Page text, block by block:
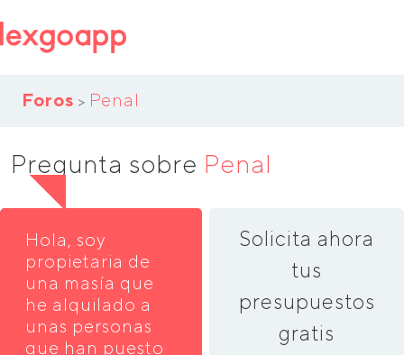
Foros > Penal
Pregunta sobre Penal
Hola, soy
propietaria de
una masía que
he alquilado a
unas personas
que han puesto
Solicita ahora
tus
presupuestos
gratis